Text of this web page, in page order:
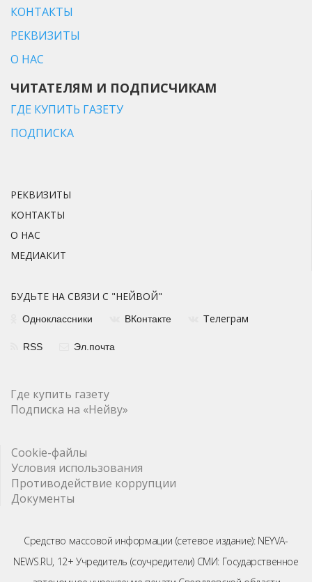
КОНТАКТЫ
РЕКВИЗИТЫ
О НАС
ЧИТАТЕЛЯМ И ПОДПИСЧИКАМ
ГДЕ КУПИТЬ ГАЗЕТУ
ПОДПИСКА
РЕКВИЗИТЫ
КОНТАКТЫ
О НАС
МЕДИАКИТ
БУДЬТЕ НА СВЯЗИ С "НЕЙВОЙ"
Одноклассники ВКонтакте Телеграм
RSS Эл.почта
Где купить газету
Подписка на «Нейву»
Cookie-файлы
Условия использования
Противодействие коррупции
Документы
Средство массовой информации (сетевое издание): NEYVA-
NEWS.RU, 12+ Учредитель (соучредители) СМИ: Государственное